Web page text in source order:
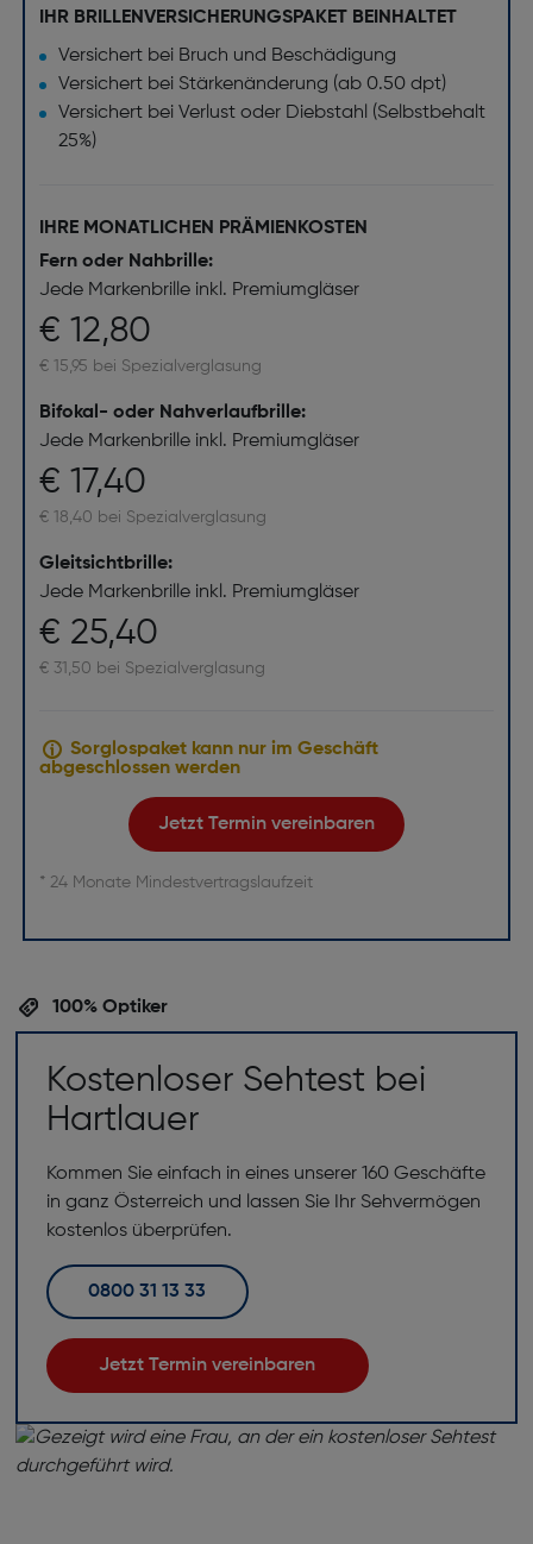
IHR BRILLENVERSICHERUNGSPAKET BEINHALTET
Versichert bei Bruch und Beschädigung
Versichert bei Stärkenänderung (ab 0.50 dpt)
Versichert bei Verlust oder Diebstahl (Selbstbehalt
25%)
IHRE MONATLICHEN PRÄMIENKOSTEN
Fern oder Nahbrille:
Jede Markenbrille inkl. Premiumgläser
€ 12,80
€ 15,95 bei Spezialverglasung
Bifokal- oder Nahverlaufbrille:
Jede Markenbrille inkl. Premiumgläser
€ 17,40
€ 18,40 bei Spezialverglasung
Gleitsichtbrille:
Jede Markenbrille inkl. Premiumgläser
€ 25,40
€ 31,50 bei Spezialverglasung
Sorglospaket kann nur im Geschäft
abgeschlossen werden
Jetzt Termin vereinbaren
* 24 Monate Mindestvertragslaufzeit
100% Optiker
Kostenloser Sehtest bei
Hartlauer
Kommen Sie einfach in eines unserer 160 Geschäfte
in ganz Österreich und lassen Sie Ihr Sehvermögen
kostenlos überprüfen.
0800 31 13 33
Jetzt Termin vereinbaren